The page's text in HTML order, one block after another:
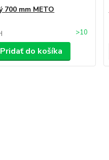
700 mm METO
>10
Pridať do košíka